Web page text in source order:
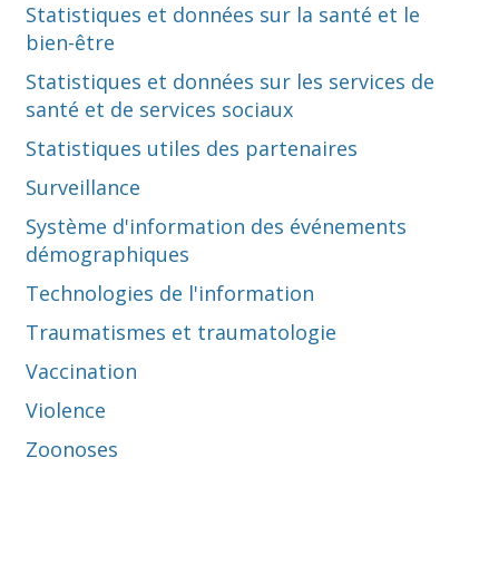
Statistiques et données sur la santé et le
bien-être
Statistiques et données sur les services de
santé et de services sociaux
Statistiques utiles des partenaires
Surveillance
Système d'information des événements
démographiques
Technologies de l'information
Traumatismes et traumatologie
Vaccination
Violence
Zoonoses